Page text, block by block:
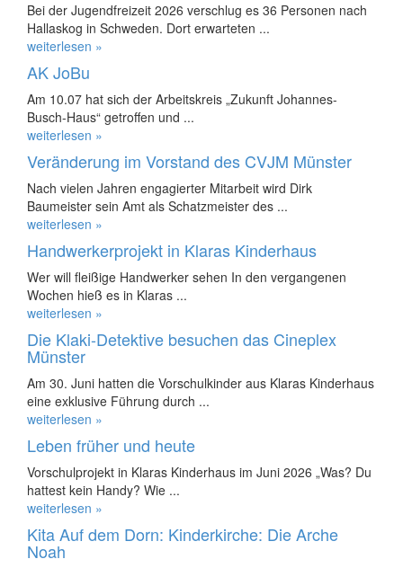
Bei der Jugendfreizeit 2026 verschlug es 36 Personen nach
Hallaskog in Schweden. Dort erwarteten ...
weiterlesen »
AK JoBu
Am 10.07 hat sich der Arbeitskreis „Zukunft Johannes-
Busch-Haus“ getroffen und ...
weiterlesen »
Veränderung im Vorstand des CVJM Münster
Nach vielen Jahren engagierter Mitarbeit wird Dirk
Baumeister sein Amt als Schatzmeister des ...
weiterlesen »
Handwerkerprojekt in Klaras Kinderhaus
Wer will fleißige Handwerker sehen In den vergangenen
Wochen hieß es in Klaras ...
weiterlesen »
Die Klaki-Detektive besuchen das Cineplex
Münster
Am 30. Juni hatten die Vorschulkinder aus Klaras Kinderhaus
eine exklusive Führung durch ...
weiterlesen »
Leben früher und heute
Vorschulprojekt in Klaras Kinderhaus im Juni 2026 „Was? Du
hattest kein Handy? Wie ...
weiterlesen »
Kita Auf dem Dorn: Kinderkirche: Die Arche
Noah